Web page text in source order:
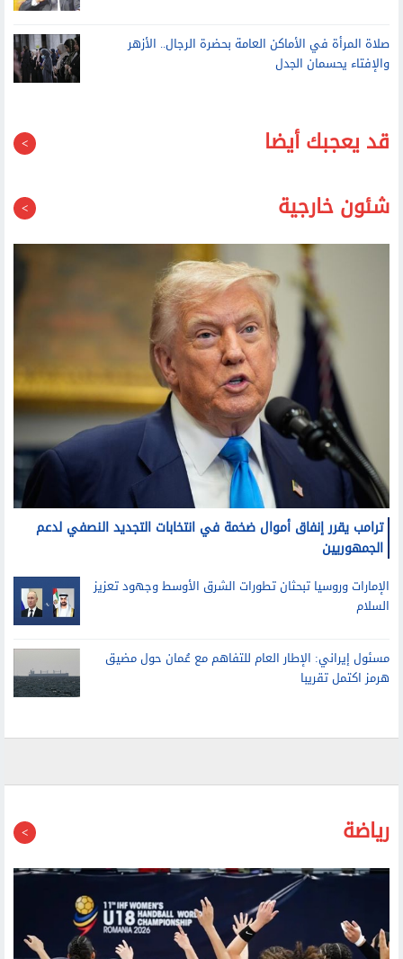
صلاة المرأة في الأماكن العامة بحضرة الرجال.. الأزهر
والإفتاء يحسمان الجدل
قد يعجبك أيضا
شئون خارجية
ترامب يقرر إنفاق أموال ضخمة في انتخابات التجديد النصفي لدعم
الجمهوريين
الإمارات وروسيا تبحثان تطورات الشرق الأوسط وجهود تعزيز
السلام
مسئول إيراني: الإطار العام للتفاهم مع عُمان حول مضيق
هرمز اكتمل تقريبا
رياضة